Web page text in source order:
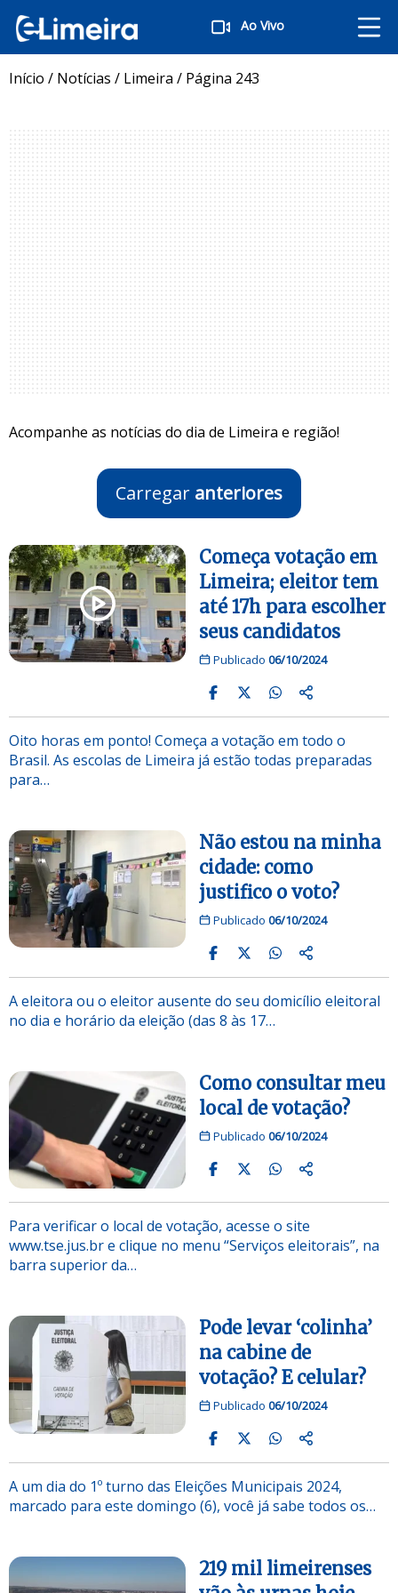
Ao Vivo
Início / Notícias / Limeira / Página 243
Acompanhe as notícias do dia de Limeira e região!
Carregar anteriores
Começa votação em
Limeira; eleitor tem
até 17h para escolher
seus candidatos
Publicado 06/10/2024
Oito horas em ponto! Começa a votação em todo o
Brasil. As escolas de Limeira já estão todas preparadas
para…
Não estou na minha
cidade: como
justifico o voto?
Publicado 06/10/2024
A eleitora ou o eleitor ausente do seu domicílio eleitoral
no dia e horário da eleição (das 8 às 17…
Como consultar meu
local de votação?
Publicado 06/10/2024
Para verificar o local de votação, acesse o site
www.tse.jus.br e clique no menu “Serviços eleitorais”, na
barra superior da…
Pode levar ‘colinha’
na cabine de
votação? E celular?
Publicado 06/10/2024
A um dia do 1º turno das Eleições Municipais 2024,
marcado para este domingo (6), você já sabe todos os…
219 mil limeirenses